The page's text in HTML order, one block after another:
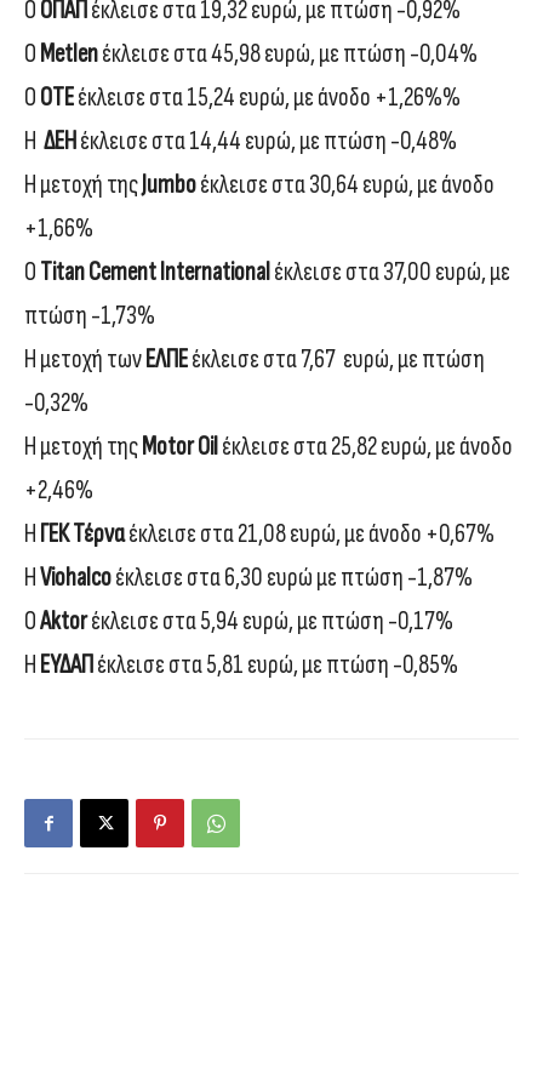
Ο ΟΠΑΠέκλεισε στα 19,32 ευρώ, με πτώση -0,92%
Ο Μetlenέκλεισε στα 45,98 ευρώ, με πτώση -0,04%
Ο ΟΤΕέκλεισε στα 15,24 ευρώ, με άνοδο +1,26%%
Η ΔΕΗέκλεισε στα 14,44 ευρώ, με πτώση -0,48%
Η μετοχή τηςJumboέκλεισε στα 30,64 ευρώ, με άνοδο
+1,66%
Ο Titan Cement Internationalέκλεισε στα 37,00 ευρώ, με
πτώση -1,73%
Η μετοχή τωνΕΛΠΕέκλεισε στα 7,67 ευρώ, με πτώση
-0,32%
Η μετοχή τηςMotor Oilέκλεισε στα 25,82 ευρώ, με άνοδο
+2,46%
Η ΓΕΚ Τέρναέκλεισε στα 21,08 ευρώ, με άνοδο +0,67%
ΗViohalcoέκλεισε στα 6,30 ευρώ με πτώση -1,87%
ΟAktorέκλεισε στα 5,94 ευρώ, με πτώση -0,17%
Η ΕΥΔΑΠέκλεισε στα 5,81 ευρώ, με πτώση -0,85%